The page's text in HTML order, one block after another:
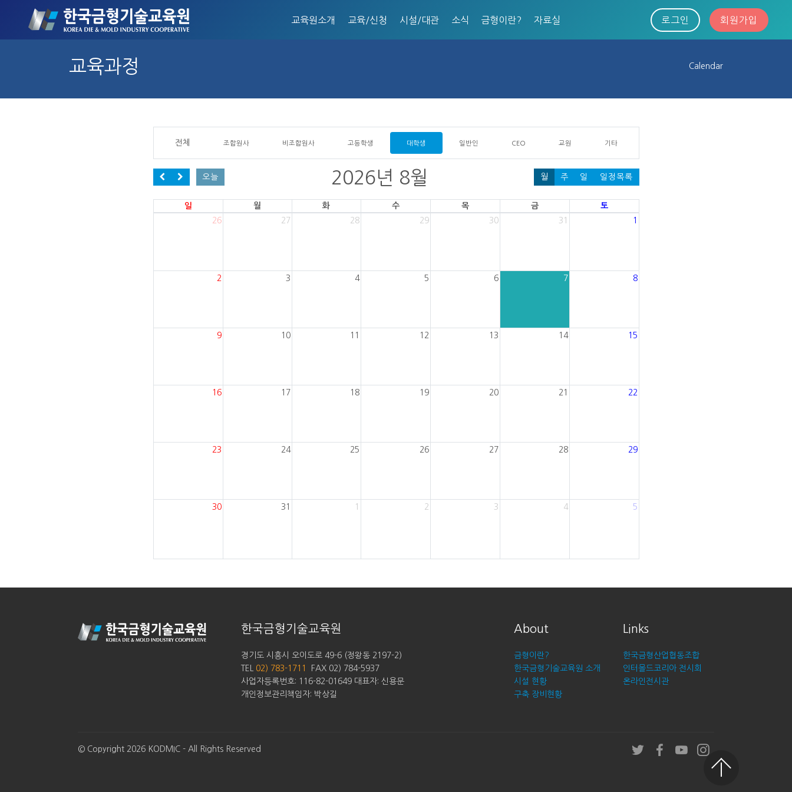
교육원소개 교육/신청 시설/대관 소식 금형이란? 자료실 로그인 회원가입
교육과정 Calendar
전체 조합원사 비조합원사 고등학생 대학생 일반인 CEO 교원 기타
오늘 월 주 일 일정목록
2026년 8월
일 월 화 수 목 금
토
26
27 28 29 30 31 1
2 3 4 5 6 7 8
9 10 11 12 13 14 15
16 17 18 19 20 21 22
23 24 25 26 27 28 29
30 31 1 2 3 4 5
한국금형기술교육원
경기도 시흥시 오이도로 49-6 (정왕동 2197-2)
TEL 02) 783-1711
FAX 02) 784-5937
사업자등록번호: 116-82-01649 대표자: 신용문
개인정보관리책임자: 박상길
About
금형이란?
한국금형기술교육원 소개
시설 현황
구축 장비현황
Links
한국금형산업협동조합
인터몰드코리아 전시회
온라인전시관
© Copyright 2026 KODMIC - All Rights Reserved